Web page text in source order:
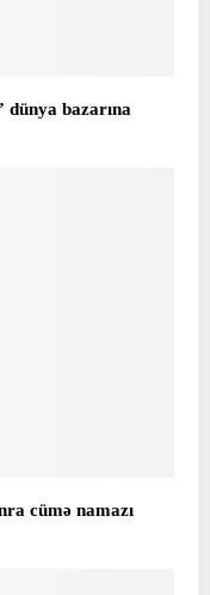
dünya bazarına
cümə namazı